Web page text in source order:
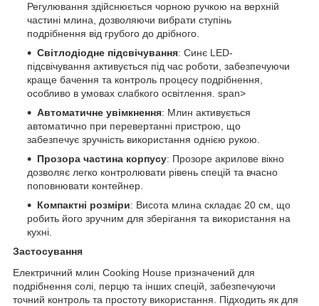
Регулювання здійснюється чорною ручкою на верхній
частині млина, дозволяючи вибрати ступінь
подрібнення від грубого до дрібного.
Світлодіодне підсвічування: Синє LED-
підсвічування активується під час роботи, забезпечуючи
краще бачення та контроль процесу подрібнення,
особливо в умовах слабкого освітлення. span>
Автоматичне увімкнення: Млин активується
автоматично при перевертанні пристрою, що
забезпечує зручність використання однією рукою.
Прозора частина корпусу: Прозоре акрилове вікно
дозволяє легко контролювати рівень спецій та вчасно
поповнювати контейнер.
Компактні розміри: Висота млина складає 20 см, що
робить його зручним для зберігання та використання на
кухні.
Застосування
Електричний млин Cooking House призначений для
подрібнення солі, перцю та інших спецій, забезпечуючи
точний контроль та простоту використання. Підходить як для